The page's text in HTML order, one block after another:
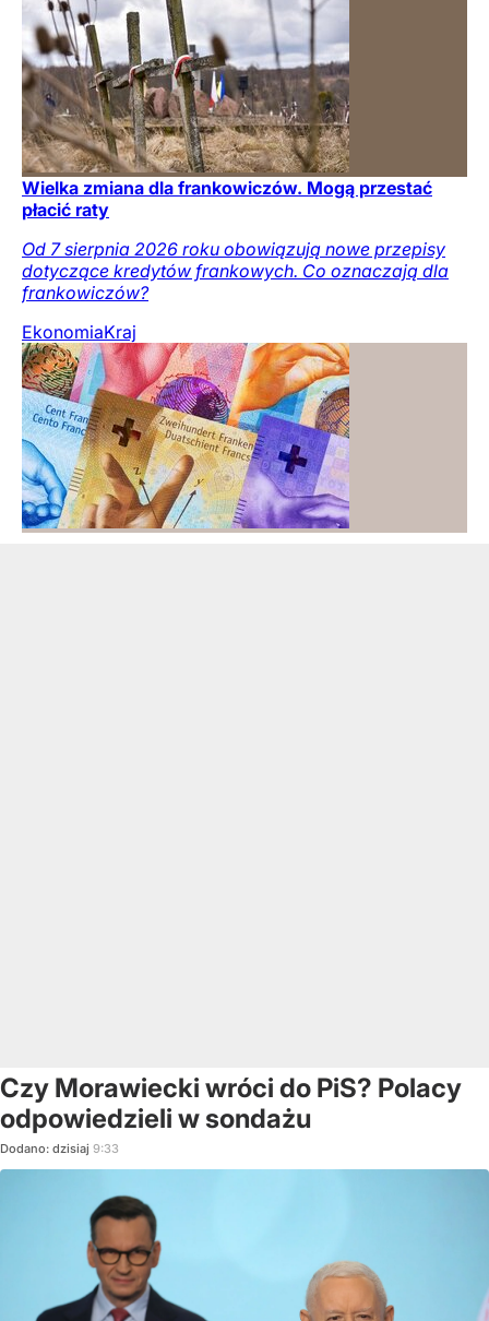
Wielka zmiana dla frankowiczów. Mogą przestać
płacić raty
Od 7 sierpnia 2026 roku obowiązują nowe przepisy
dotyczące kredytów frankowych. Co oznaczają dla
frankowiczów?
EkonomiaKraj
Czy Morawiecki wróci do PiS? Polacy
odpowiedzieli w sondażu
Dodano: dzisiaj 9:33